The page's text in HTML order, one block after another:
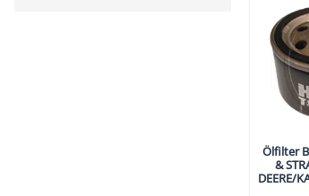
Ölfilter
&
DEERE/